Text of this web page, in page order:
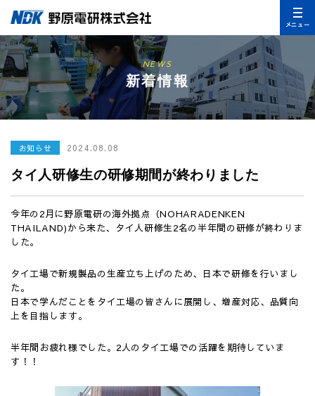
メニュー
NEWS
新着情報
お知らせ 2024.08.08
タイ人研修生の研修期間が終わりました
今年の2月に野原電研の海外拠点（NOHARADENKEN
THAILAND)から来た、タイ人研修生2名の半年間の研修が終わりま
した。
タイ工場で新規製品の生産立ち上げのため、日本で研修を行いまし
た。
日本で学んだことをタイ工場の皆さんに展開し、増産対応、品質向
上を目指します。
半年間お疲れ様でした。2人のタイ工場での活躍を期待していま
す！！